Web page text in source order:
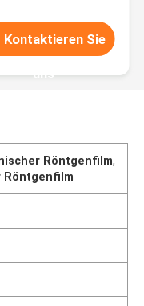
Kontaktieren Sie
uns
Röntgenfilm,
Röntgenfilm